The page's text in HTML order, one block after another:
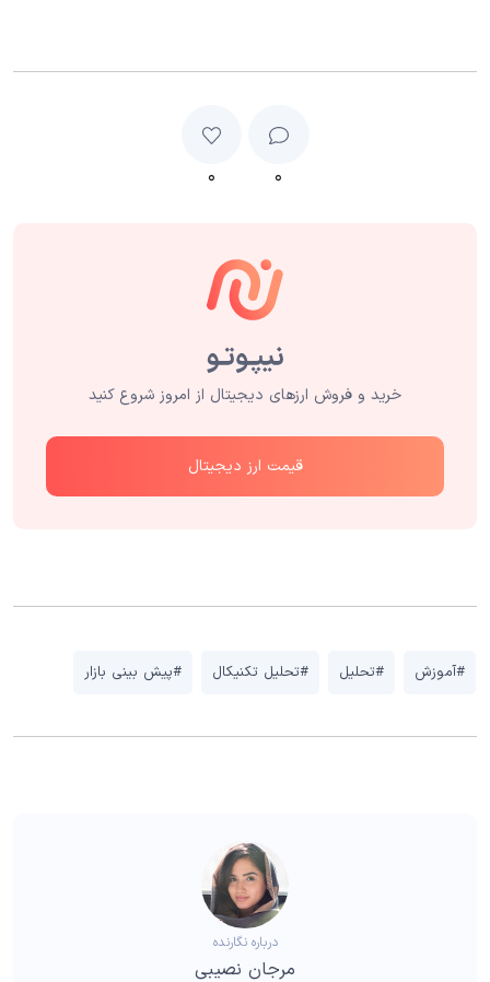
۰ ۰
خرید و فروش ارزهای دیجیتال از امروز شروع کنید
قیمت ارز دیجیتال
#آموزش #تحلیل #تحلیل تکنیکال #پیش بینی بازار
درباره نگارنده
مرجان نصیبی